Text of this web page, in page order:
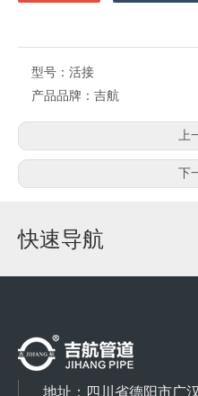
型号： 活接
产品品牌： 吉航
上
下
快速导航
地址： 四川省德阳市广